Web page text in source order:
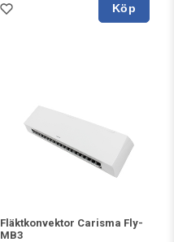
Köp
Fläktkonvektor Carisma Fly-
MB3